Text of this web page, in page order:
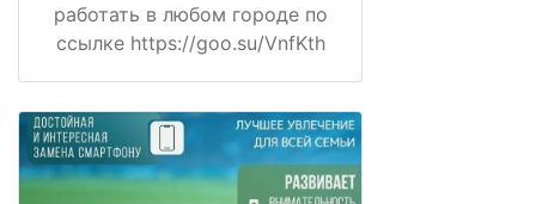
работать в любом городе по
ссылке https://goo.su/VnfKth